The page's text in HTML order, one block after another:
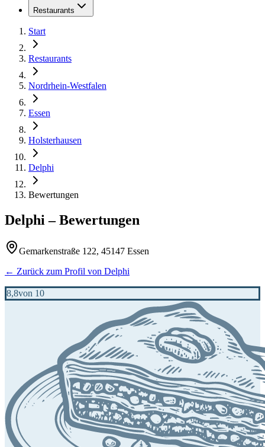
Restaurants
Start
Restaurants
Nordrhein-Westfalen
Essen
Holsterhausen
Delphi
Bewertungen
Delphi – Bewertungen
Gemarkenstraße 122, 45147 Essen
← Zurück zum Profil von Delphi
8,8von 10